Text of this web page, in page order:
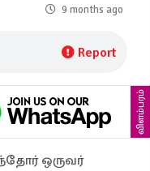
9 months ago
Report
விளம்பரம்
ஒருவர்